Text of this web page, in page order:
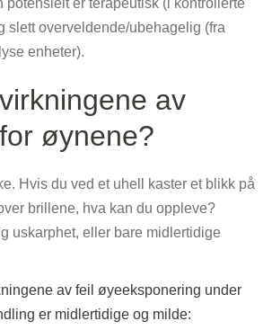
potensielt er terapeutisk (i kontrollerte
slett overveldende/ubehagelig (fra
enheter).
av
øynene?
Hvis du ved et uhell kaster et blikk på
brillene, hva kan du oppleve?
uskarphet, eller bare midlertidige
av feil øyeeksponering under
er midlertidige og milde: